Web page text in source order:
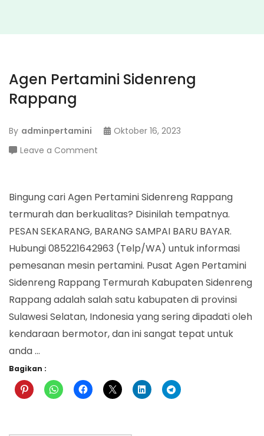
Agen Pertamini Sidenreng
Rappang
By adminpertamini
Oktober 16, 2023
Leave a Comment
Sidenreng
Rappang
Bingung cari Agen Pertamini Sidenreng Rappang
termurah dan berkualitas? Disinilah tempatnya.
PESAN SEKARANG, BARANG SAMPAI BARU BAYAR.
Hubungi 085221642963 (Telp/WA) untuk informasi
pemesanan mesin pertamini. Pusat Agen Pertamini
Sidenreng Rappang Termurah Kabupaten Sidenreng
Rappang adalah salah satu kabupaten di provinsi
Sulawesi Selatan, Indonesia yang sering dipadati oleh
kendaraan bermotor, dan ini sangat tepat untuk
anda …
Bagikan :